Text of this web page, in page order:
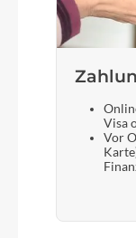
Visa
Vor